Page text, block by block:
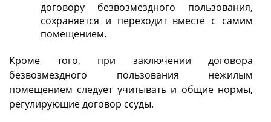
договору безвозмездного пользования,
сохраняется и переходит вместе с самим
помещением.
Кроме того, при заключении договора
безвозмездного пользования нежилым
помещением следует учитывать и общие нормы,
регулирующие договор ссуды.